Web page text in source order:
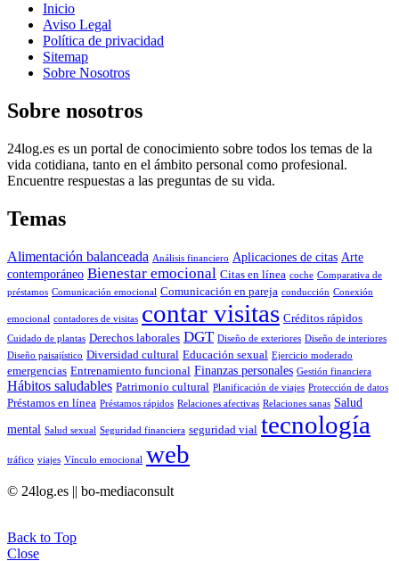
Inicio
Aviso Legal
Política de privacidad
Sitemap
Sobre Nosotros
Sobre nosotros
24log.es es un portal de conocimiento sobre todos los temas de la
vida cotidiana, tanto en el ámbito personal como profesional.
Encuentre respuestas a las preguntas de su vida.
Temas
Alimentación balanceada Análisis financiero Aplicaciones de citas Arte
contemporáneo Bienestar emocional Citas en línea coche Comparativa de
préstamos Comunicación emocional Comunicación en pareja conducción Conexión
emocional contadores de visitas contar visitas Créditos rápidos
Cuidado de plantas Derechos laborales DGT Diseño de exteriores Diseño de interiores
Diseño paisajístico Diversidad cultural Educación sexual Ejercicio moderado
emergencias Entrenamiento funcional Finanzas personales Gestión financiera
Hábitos saludables Patrimonio cultural Planificación de viajes Protección de datos
Préstamos en línea Préstamos rápidos Relaciones afectivas Relaciones sanas Salud
mental Salud sexual Seguridad financiera seguridad vial tecnología
tráfico viajes Vínculo emocional web
© 24log.es || bo-mediaconsult
Back to Top
Close